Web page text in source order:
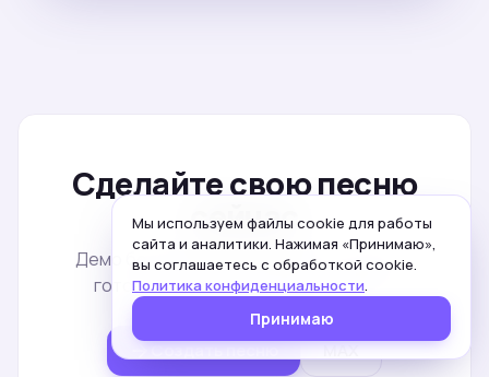
Сделайте свою песню
сейчас
Демо бесплатно. Пять минут от идеи до
готового трека — без регистрации.
Создать песню MAX
Мы используем файлы cookie для работы
сайта и аналитики. Нажимая «Принимаю»,
вы соглашаетесь с обработкой cookie.
Политика конфиденциальности.
Принимаю